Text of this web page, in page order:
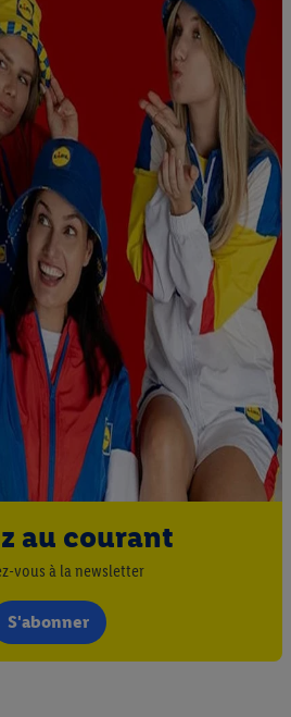
au courant
vous à la newsletter
S'abonner